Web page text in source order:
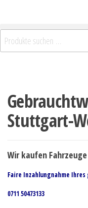
Stuttgart-
Wir kaufen
Faire Inzahlungnahme
0711 50473133